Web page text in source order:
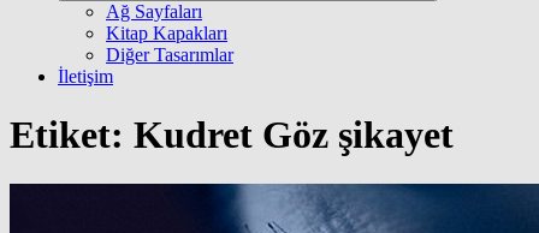
Ağ Sayfaları
Kitap Kapakları
Diğer Tasarımlar
İletişim
Etiket: Kudret Göz şikayet